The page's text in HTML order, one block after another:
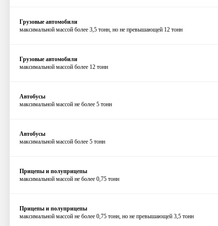
Грузовые автомобили
максимальной массой более 3,5 тонн, но не превышающей 12 тонн
Грузовые автомобили
максимальной массой более 12 тонн
Автобусы
максимальной массой не более 5 тонн
Автобусы
максимальной массой более 5 тонн
Прицепы и полуприцепы
максимальной массой не более 0,75 тонн
Прицепы и полуприцепы
максимальной массой не более 0,75 тонн, но не превышающей 3,5 тонн